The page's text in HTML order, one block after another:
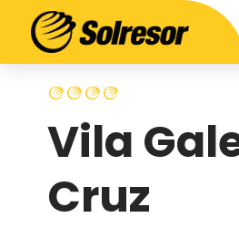
Vila
Cruz